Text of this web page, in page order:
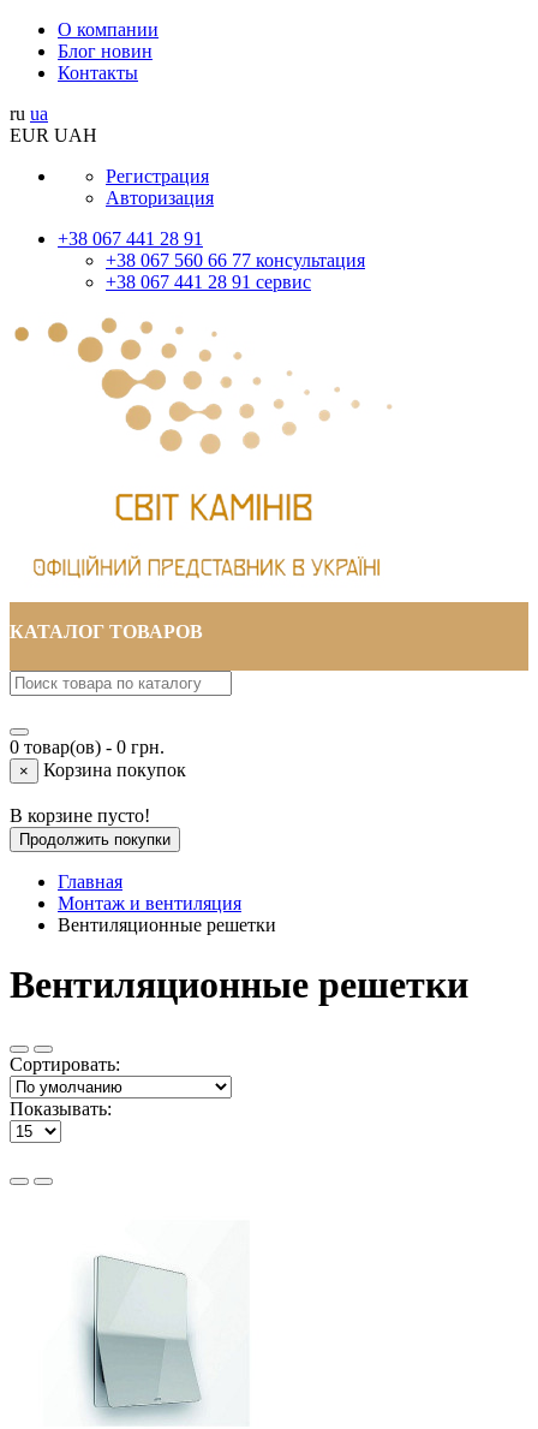
О компании
Блог новин
Контакты
ru ua
EUR UAH
Регистрация
Авторизация
+38 067 441 28 91
+38 067 560 66 77 консультация
+38 067 441 28 91 сервис
КАТАЛОГ ТОВАРОВ
0 товар(ов) - 0 грн.
× Корзина покупок
В корзине пусто!
Продолжить покупки
Главная
Монтаж и вентиляция
Вентиляционные решетки
Вентиляционные решетки
Сортировать:
Показывать: